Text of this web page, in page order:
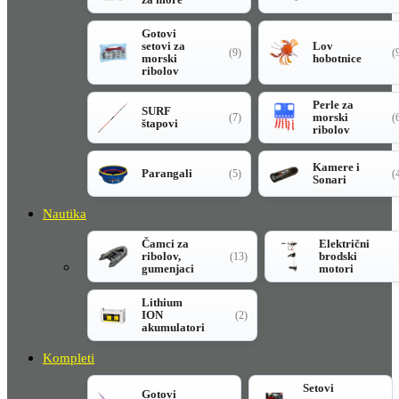
Gotovi
setovi za
morski
ribolov
(9)
Lov
hobotnice
SURF
štapovi
(7)
Perle za
morski
ribolov
Parangali (5)
Kamere i
Sonari
Nautika
Čamci za
ribolov,
gumenjaci
(13)
Električni
brodski
motori
Lithium
ION
akumulatori
(2)
Kompleti
Gotovi
Setovi